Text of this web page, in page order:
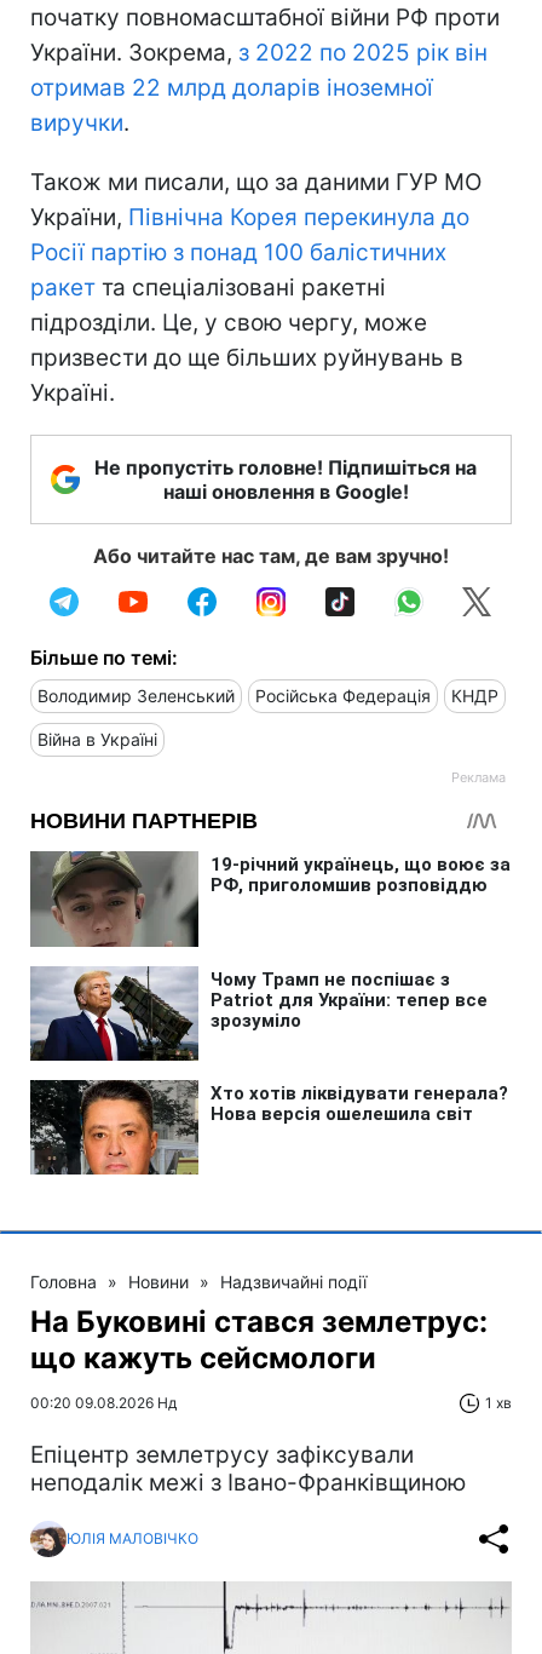
початку повномасштабної війни РФ проти
України. Зокрема, з 2022 по 2025 рік він
отримав 22 млрд доларів іноземної
виручки.
Також ми писали, що за даними ГУР МО
України, Північна Корея перекинула до
Росії партію з понад 100 балістичних
ракет та спеціалізовані ракетні
підрозділи. Це, у свою чергу, може
призвести до ще більших руйнувань в
Україні.
Не пропустіть головне! Підпишіться на
наші оновлення в Google!
Або читайте нас там, де вам зручно!
Більше по темі:
Володимир Зеленський Російська Федерація КНДР
Війна в Україні
Головна » Новини » Надзвичайні події
На Буковині стався землетрус:
що кажуть сейсмологи
00:20 09.08.2026 Нд 1 хв
Епіцентр землетрусу зафіксували
неподалік межі з Івано-Франківщиною
ЮЛІЯ МАЛОВІЧКО